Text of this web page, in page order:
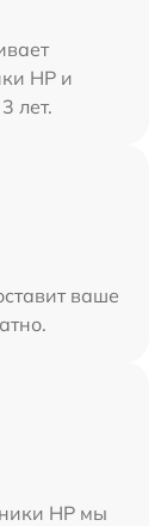
HP и
лет.
ваше
HP мы